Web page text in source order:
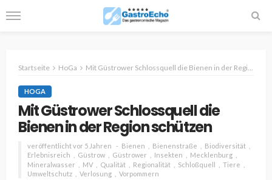
Startseite HoGa Mit Güstrower Schlossquell die Bienen in der Region schützen
HOGA
Mit Güstrower Schlossquell die
Bienen in der Region schützen
veröffentlicht vor 5 Jahren Bienen Bienenstraße
Biodiversität
Erlebnisreich
Güstrow Güstrower Insekten
Mecklenburg
Mineralwasser
MV Qualität Regionalität Schloßquell
Tiere
Umweltschutz
Verlosung Vorpommern